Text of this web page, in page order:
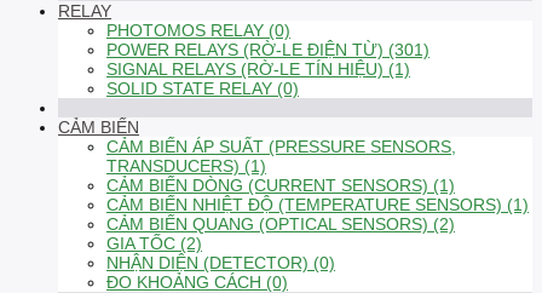
RELAY
PHOTOMOS RELAY (0)
POWER RELAYS (RỜ-LE ĐIỆN TỪ) (301)
SIGNAL RELAYS (RỜ-LE TÍN HIỆU) (1)
SOLID STATE RELAY (0)
CẢM BIẾN
CẢM BIẾN ÁP SUẤT (PRESSURE SENSORS,
TRANSDUCERS) (1)
CẢM BIẾN DÒNG (CURRENT SENSORS) (1)
CẢM BIẾN NHIỆT ĐỘ (TEMPERATURE SENSORS) (1)
CẢM BIẾN QUANG (OPTICAL SENSORS) (2)
GIA TỐC (2)
NHẬN DIỆN (DETECTOR) (0)
ĐO KHOẢNG CÁCH (0)